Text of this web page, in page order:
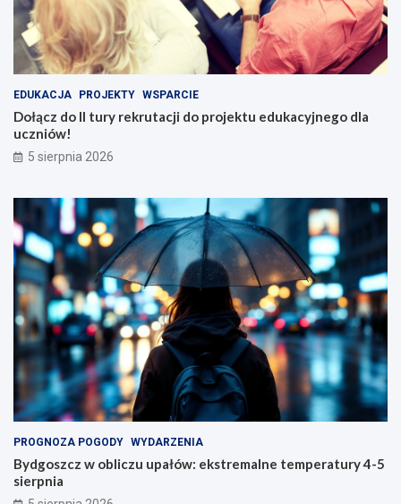
EDUKACJA PROJEKTY WSPARCIE
Dołącz do II tury rekrutacji do projektu edukacyjnego dla
uczniów!
5 sierpnia 2026
PROGNOZA POGODY WYDARZENIA
Bydgoszcz w obliczu upałów: ekstremalne temperatury 4-5
sierpnia